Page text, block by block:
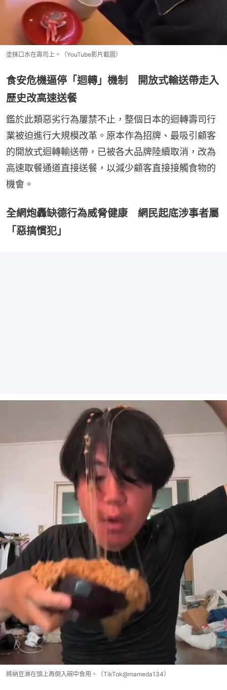
塗抹口水在壽司上。（YouTube影片截圖）
食安危機逼停「迴轉」機制 開放式輸送帶走入
歷史改高速送餐
鑑於此類惡劣行為屢禁不止，整個日本的迴轉壽司行
業被迫進行大規模改革。原本作為招牌、最吸引顧客
的開放式迴轉輸送帶，已被各大品牌陸續取消，改為
高速取餐通道直接送餐，以減少顧客直接接觸食物的
機會。
全網炮轟缺德行為威脅健康 網民起底涉事者屬
「惡搞慣犯」
將納豆淋在頭上再倒入碗中食用。（TikTok@mameda134）